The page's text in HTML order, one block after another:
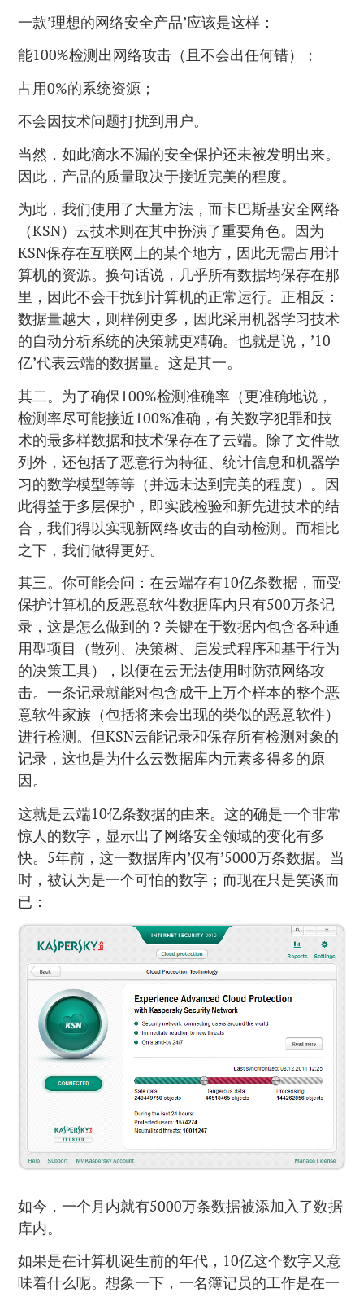
一款’理想的网络安全产品’应该是这样：
能100%检测出网络攻击（且不会出任何错）；
占用0%的系统资源；
不会因技术问题打扰到用户。
当然，如此滴水不漏的安全保护还未被发明出来。
因此，产品的质量取决于接近完美的程度。
为此，我们使用了大量方法，而卡巴斯基安全网络
（KSN）云技术则在其中扮演了重要角色。因为
KSN保存在互联网上的某个地方，因此无需占用计
算机的资源。换句话说，几乎所有数据均保存在那
里，因此不会干扰到计算机的正常运行。正相反：
数据量越大，则样例更多，因此采用机器学习技术
的自动分析系统的决策就更精确。也就是说，’10
亿’代表云端的数据量。这是其一。
其二。为了确保100%检测准确率（更准确地说，
检测率尽可能接近100%准确，有关数字犯罪和技
术的最多样数据和技术保存在了云端。除了文件散
列外，还包括了恶意行为特征、统计信息和机器学
习的数学模型等等（并远未达到完美的程度）。因
此得益于多层保护，即实践检验和新先进技术的结
合，我们得以实现新网络攻击的自动检测。而相比
之下，我们做得更好。
其三。你可能会问：在云端存有10亿条数据，而受
保护计算机的反恶意软件数据库内只有500万条记
录，这是怎么做到的？关键在于数据内包含各种通
用型项目（散列、决策树、启发式程序和基于行为
的决策工具），以便在云无法使用时防范网络攻
击。一条记录就能对包含成千上万个样本的整个恶
意软件家族（包括将来会出现的类似的恶意软件）
进行检测。但KSN云能记录和保存所有检测对象的
记录，这也是为什么云数据库内元素多得多的原
因。
这就是云端10亿条数据的由来。这的确是一个非常
惊人的数字，显示出了网络安全领域的变化有多
快。5年前，这一数据库内’仅有’5000万条数据。当
时，被认为是一个可怕的数字；而现在只是笑谈而
已：
如今，一个月内就有5000万条数据被添加入了数据
库内。
如果是在计算机诞生前的年代，10亿这个数字又意
味着什么呢。想象一下，一名簿记员的工作是在一